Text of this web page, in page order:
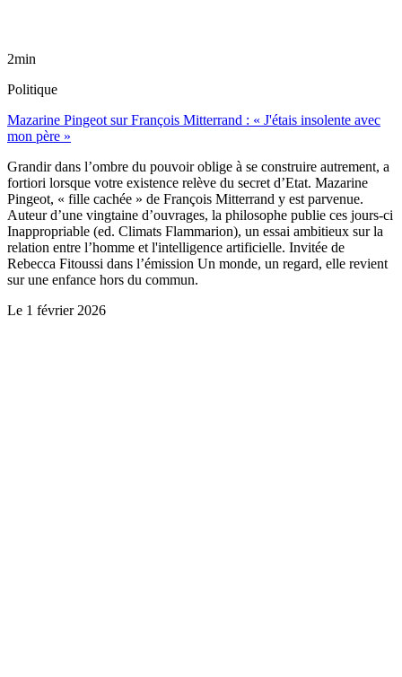
2min
Politique
Mazarine Pingeot sur François Mitterrand : « J'étais insolente avec
mon père »
Grandir dans l’ombre du pouvoir oblige à se construire autrement, a
fortiori lorsque votre existence relève du secret d’Etat. Mazarine
Pingeot, « fille cachée » de François Mitterrand y est parvenue.
Auteur d’une vingtaine d’ouvrages, la philosophe publie ces jours-ci
Inappropriable (ed. Climats Flammarion), un essai ambitieux sur la
relation entre l’homme et l'intelligence artificielle. Invitée de
Rebecca Fitoussi dans l’émission Un monde, un regard, elle revient
sur une enfance hors du commun.
Le 1 février 2026